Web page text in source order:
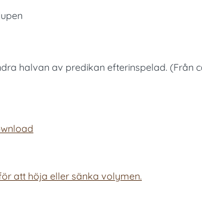
halvan av predikan efterinspelad. (Från
att höja eller sänka volymen.